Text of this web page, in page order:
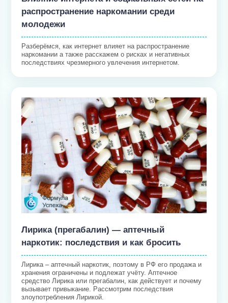
распространение наркомании среди
молодежи
Разберёмся, как интернет влияет на распространение
наркомании а также расскажем о рисках и негативных
последствиях чрезмерного увлечения интернетом.
Лирика (прегабалин) — аптечный
наркотик: последствия и как бросить
Лирика – аптечный наркотик, поэтому в РФ его продажа и
хранения ограничены и подлежат учёту. Аптечное
средство Лирика или прегабалин, как действует и почему
вызывает привыкание. Рассмотрим последствия
злоупотребления Лирикой.